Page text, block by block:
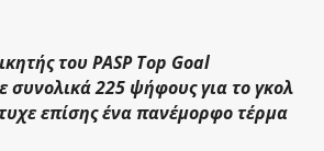
του PASP Top Goal
225 ψήφους για το γκολ
επίσης ένα πανέμορφο τέρμα